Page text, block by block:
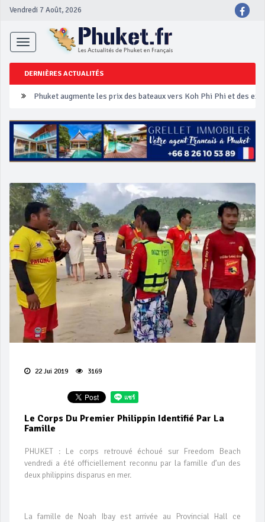
Vendredi 7 Août, 2026
Toggle
navigation
DERNIÈRES ACTUALITÉS
Phuket augmente les prix des bateaux vers Koh Phi Phi et des
Campagne de sécurité routière ‘Seven Days of Danger’ de
Un touriste français blessé en se faisant arracher son collier en
‘Phuket Eye’ assurera la sécurité pendant Songkran
22 Jui 2019 3169
Le Corps Du Premier Philippin Identifié Par La
Famille
PHUKET : Le corps retrouvé échoué sur Freedom Beach
vendredi a été officiellement reconnu par la famille d’un des
deux philippins disparus en mer.
La famille de Noah Ibay est arrivée au Provincial Hall ce